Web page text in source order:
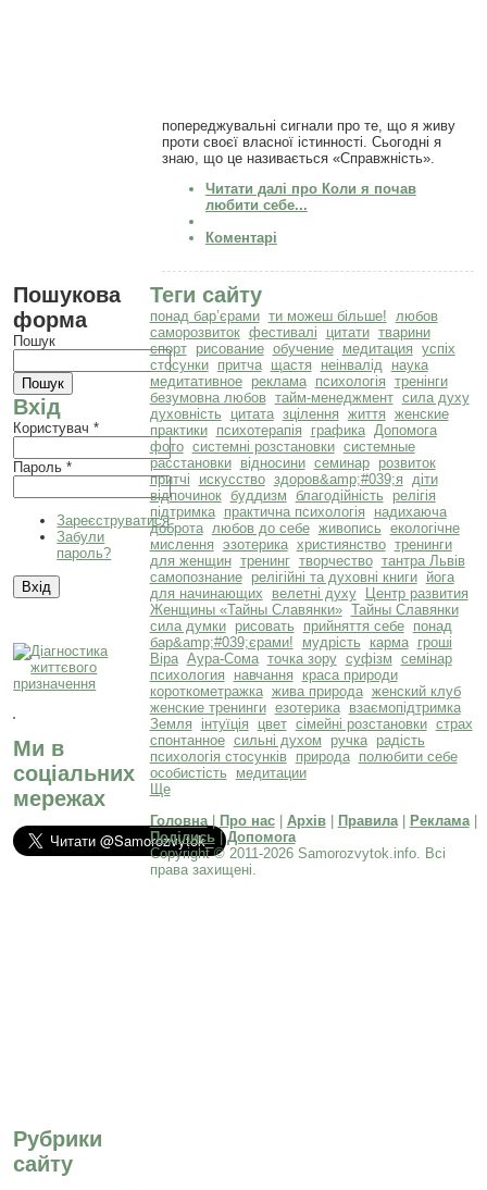
попереджувальні сигнали про те, що я живу
проти своєї власної істинності. Сьогодні я
знаю, що це називається «Справжність».
Читати далі про Коли я почав
любити себе...
Коментарі
Пошукова
форма
Пошук
Вхід
Користувач*
Пароль*
Зареєструватися
Забули
пароль?
Ми в
соціальних
мережах
Рубрики
сайту
Теги сайту
понад бар’єрами ти можеш більше! любов
саморозвиток фестивалі цитати тварини
спорт
рисование обучение медитация успіх
стосунки
притча щастя неінвалід
наука
медитативное
реклама психологія тренінги
безумовна любов тайм-менеджмент сила духу
духовність
цитата зцілення життя женские
практики
психотерапія графика Допомога
фото системні розстановки системные
расстановки
відносини семинар
розвиток
притчі
искусство здоров&amp;#039;я діти
відпочинок буддизм благодійність
релігія
підтримка
практична психологія
надихаюча
доброта любов до себе живопись екологічне
мислення эзотерика християнство тренинги
для женщин тренинг творчество тантра Львів
самопознание
релігійні та духовні книги
йога
для начинающих
велетні духу
Центр развития
Женщины «Тайны Славянки» Тайны Славянки
сила думки
рисовать прийняття себе
понад
бар&amp;#039;єрами!
мудрість карма
гроші
Віра Аура-Сома точка зору суфізм семінар
психология
навчання
краса природи
короткометражка жива природа женский клуб
женские тренинги езотерика
взаємопідтримка
Земля
інтуїція цвет сімейні розстановки страх
спонтанное сильні духом ручка
радість
психологія стосунків
природа
полюбити себе
особистість
медитации
Ще
Головна| Про нас| Архів| Правила| Реклама|
Поділись|Допомога
Copyright © 2011-2026 Samorozvytok.info. Всі
права захищені.